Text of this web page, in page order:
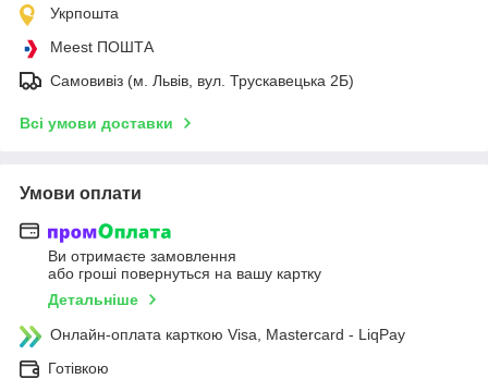
Укрпошта
Meest ПОШТА
Самовивіз (м. Львів, вул. Трускавецька 2Б)
Всі умови доставки
Умови оплати
Ви отримаєте замовлення
або гроші повернуться на вашу картку
Детальніше
Онлайн-оплата карткою Visa, Mastercard - LiqPay
Готівкою